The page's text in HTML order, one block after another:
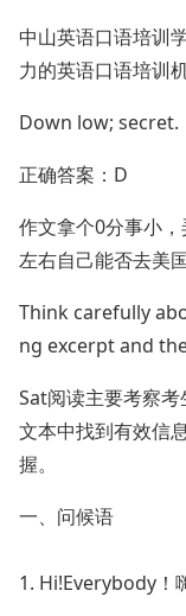
中山英语口语培训
力的英语口语培训机
Down low; secret.
正确答案：D
作文拿个0分事小
左右自己能否去美国
Think carefully
ng excerpt and
Sat阅读主要考察
文本中找到有效信
握。
一、问候语
1. Hi!Everybody！